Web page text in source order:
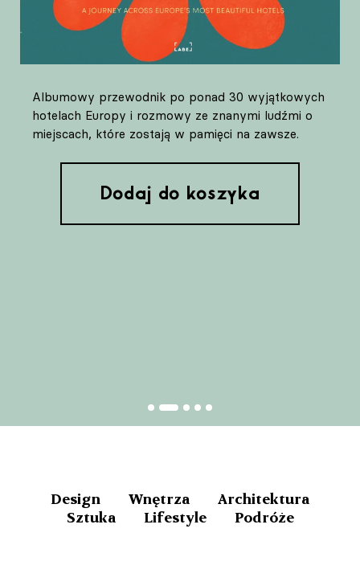
Albumowy przewodnik po ponad 30 wyjątkowych
hotelach Europy i rozmowy ze znanymi ludźmi o
miejscach, które zostają w pamięci na zawsze.
Dodaj do koszyka
Design Wnętrza
Architektura
Sztuka
Lifestyle Podróże